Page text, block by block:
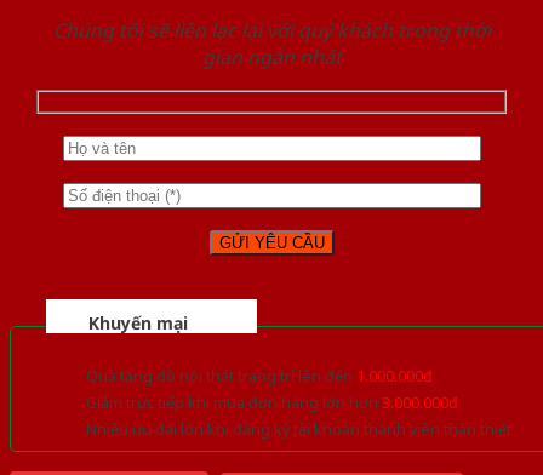
Chúng tôi sẽ liên lạc lại với quý khách trong thời
gian ngắn nhất
Khuyến mại
Quà tặng đồ nội thất trang trí lên đến 1.000.000đ
Giảm trực tiếp khi mua đơn hàng lớn hơn 3.000.000đ
Nhiều ưu đãi lớn khi đăng ký tài khoản thành viên thân thiết